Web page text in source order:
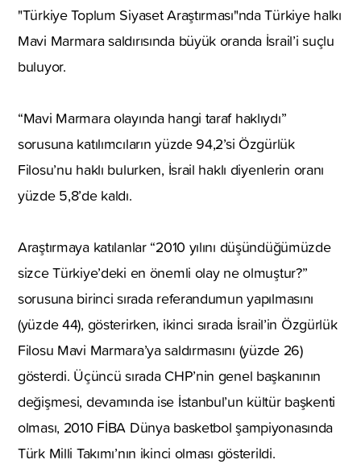
"Türkiye Toplum Siyaset Araştırması"nda Türkiye halkı
Mavi Marmara saldırısında büyük oranda İsrail’i suçlu
buluyor.
“Mavi Marmara olayında hangi taraf haklıydı”
sorusuna katılımcıların yüzde 94,2’si Özgürlük
Filosu’nu haklı bulurken, İsrail haklı diyenlerin oranı
yüzde 5,8’de kaldı.
Araştırmaya katılanlar “2010 yılını düşündüğümüzde
sizce Türkiye’deki en önemli olay ne olmuştur?”
sorusuna birinci sırada referandumun yapılmasını
(yüzde 44), gösterirken, ikinci sırada İsrail’in Özgürlük
Filosu Mavi Marmara’ya saldırmasını (yüzde 26)
gösterdi. Üçüncü sırada CHP’nin genel başkanının
değişmesi, devamında ise İstanbul’un kültür başkenti
olması, 2010 FİBA Dünya basketbol şampiyonasında
Türk Milli Takımı’nın ikinci olması gösterildi.